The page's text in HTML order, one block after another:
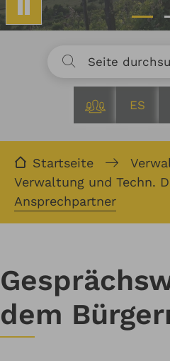
ES
Startseite
Verwaltung und Techn.
Ansprechpartner
dem